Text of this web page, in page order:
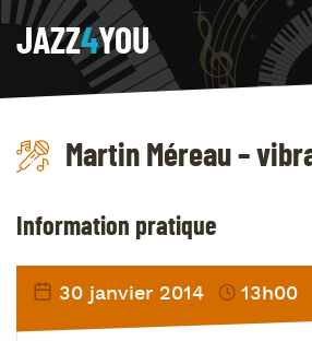
JAZZ4YOU
Martin Méreau –
Information pratique
30 janvier 2014 13h00